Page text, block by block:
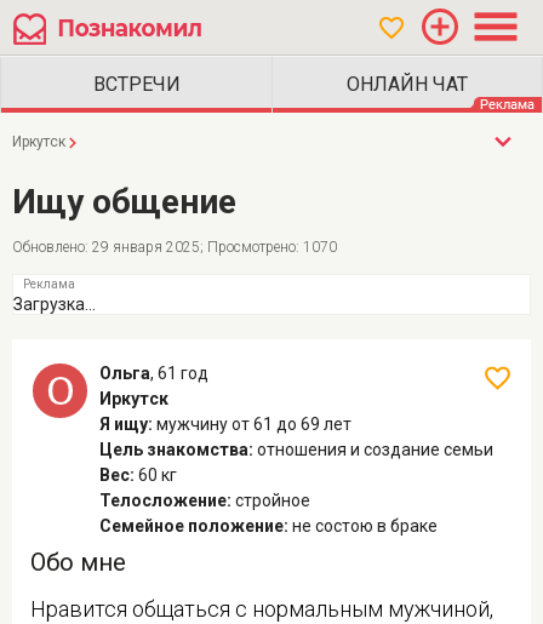
Иркутск
Ищу общение
Обновлено: 29 января 2025; Просмотрено: 1070
Загрузка...
Ольга, 61 год
Иркутск
Я ищу: мужчинуот 61 до 69 лет
Цель знакомства: отношения и создание семьи
Вес: 60 кг
Телосложение: стройное
Семейное положение: не состою в браке
Обо мне
Нравится общаться с нормальным мужчиной,